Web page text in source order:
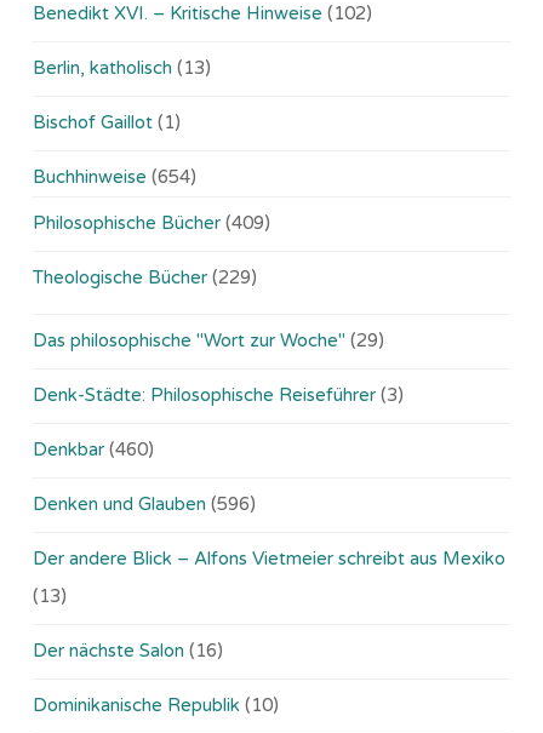
Benedikt XVI. – Kritische Hinweise (102)
Berlin, katholisch (13)
Bischof Gaillot (1)
Buchhinweise (654)
Philosophische Bücher (409)
Theologische Bücher (229)
Das philosophische "Wort zur Woche" (29)
Denk-Städte: Philosophische Reiseführer (3)
Denkbar (460)
Denken und Glauben (596)
Der andere Blick – Alfons Vietmeier schreibt aus Mexiko
(13)
Der nächste Salon (16)
Dominikanische Republik (10)